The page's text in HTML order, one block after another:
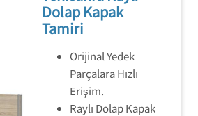
Dolap Kapak
Tamiri
Orijinal Yedek
Parçalara Hızlı
Erişim.
Raylı Dolap Kapak